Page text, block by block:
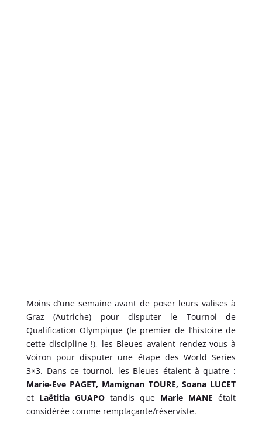
Moins d’une semaine avant de poser leurs valises à
Graz (Autriche) pour disputer le Tournoi de
Qualification Olympique (le premier de l’histoire de
cette discipline !), les Bleues avaient rendez-vous à
Voiron pour disputer une étape des World Series
3×3. Dans ce tournoi, les Bleues étaient à quatre :
Marie-Eve PAGET, Mamignan TOURE, Soana LUCET
et Laëtitia GUAPOtandis que Marie MANE était
considérée comme remplaçante/réserviste.